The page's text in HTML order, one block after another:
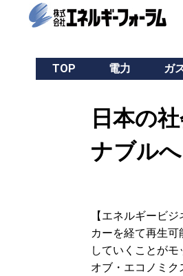
TOP 電力 ガ
日本の
ナブルへ
【エネルギービ
カーを経て再生
していくことが
オブ・エコノミ